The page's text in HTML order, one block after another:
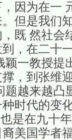
因为在一
但是我们
既 然社
，在二十
一教授
，到张维
越来越
时代的变化
九十年
美国学者